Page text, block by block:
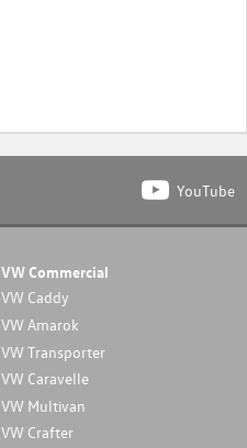
YouTube
VW Commercial
VW Caddy
VW Amarok
VW Transporter
VW Caravelle
VW Multivan
VW Crafter